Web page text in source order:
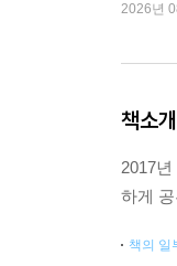
2026년
책소개
2017
하게
책의 일